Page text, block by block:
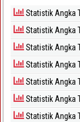
Statistik Angka
Statistik Angka
Statistik Angka
Statistik Angka
Statistik Angka
Statistik Angka
Statistik Angka